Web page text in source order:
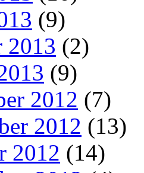
(9)
2013 (2)
(9)
2012 (7)
2012 (13)
2012 (14)